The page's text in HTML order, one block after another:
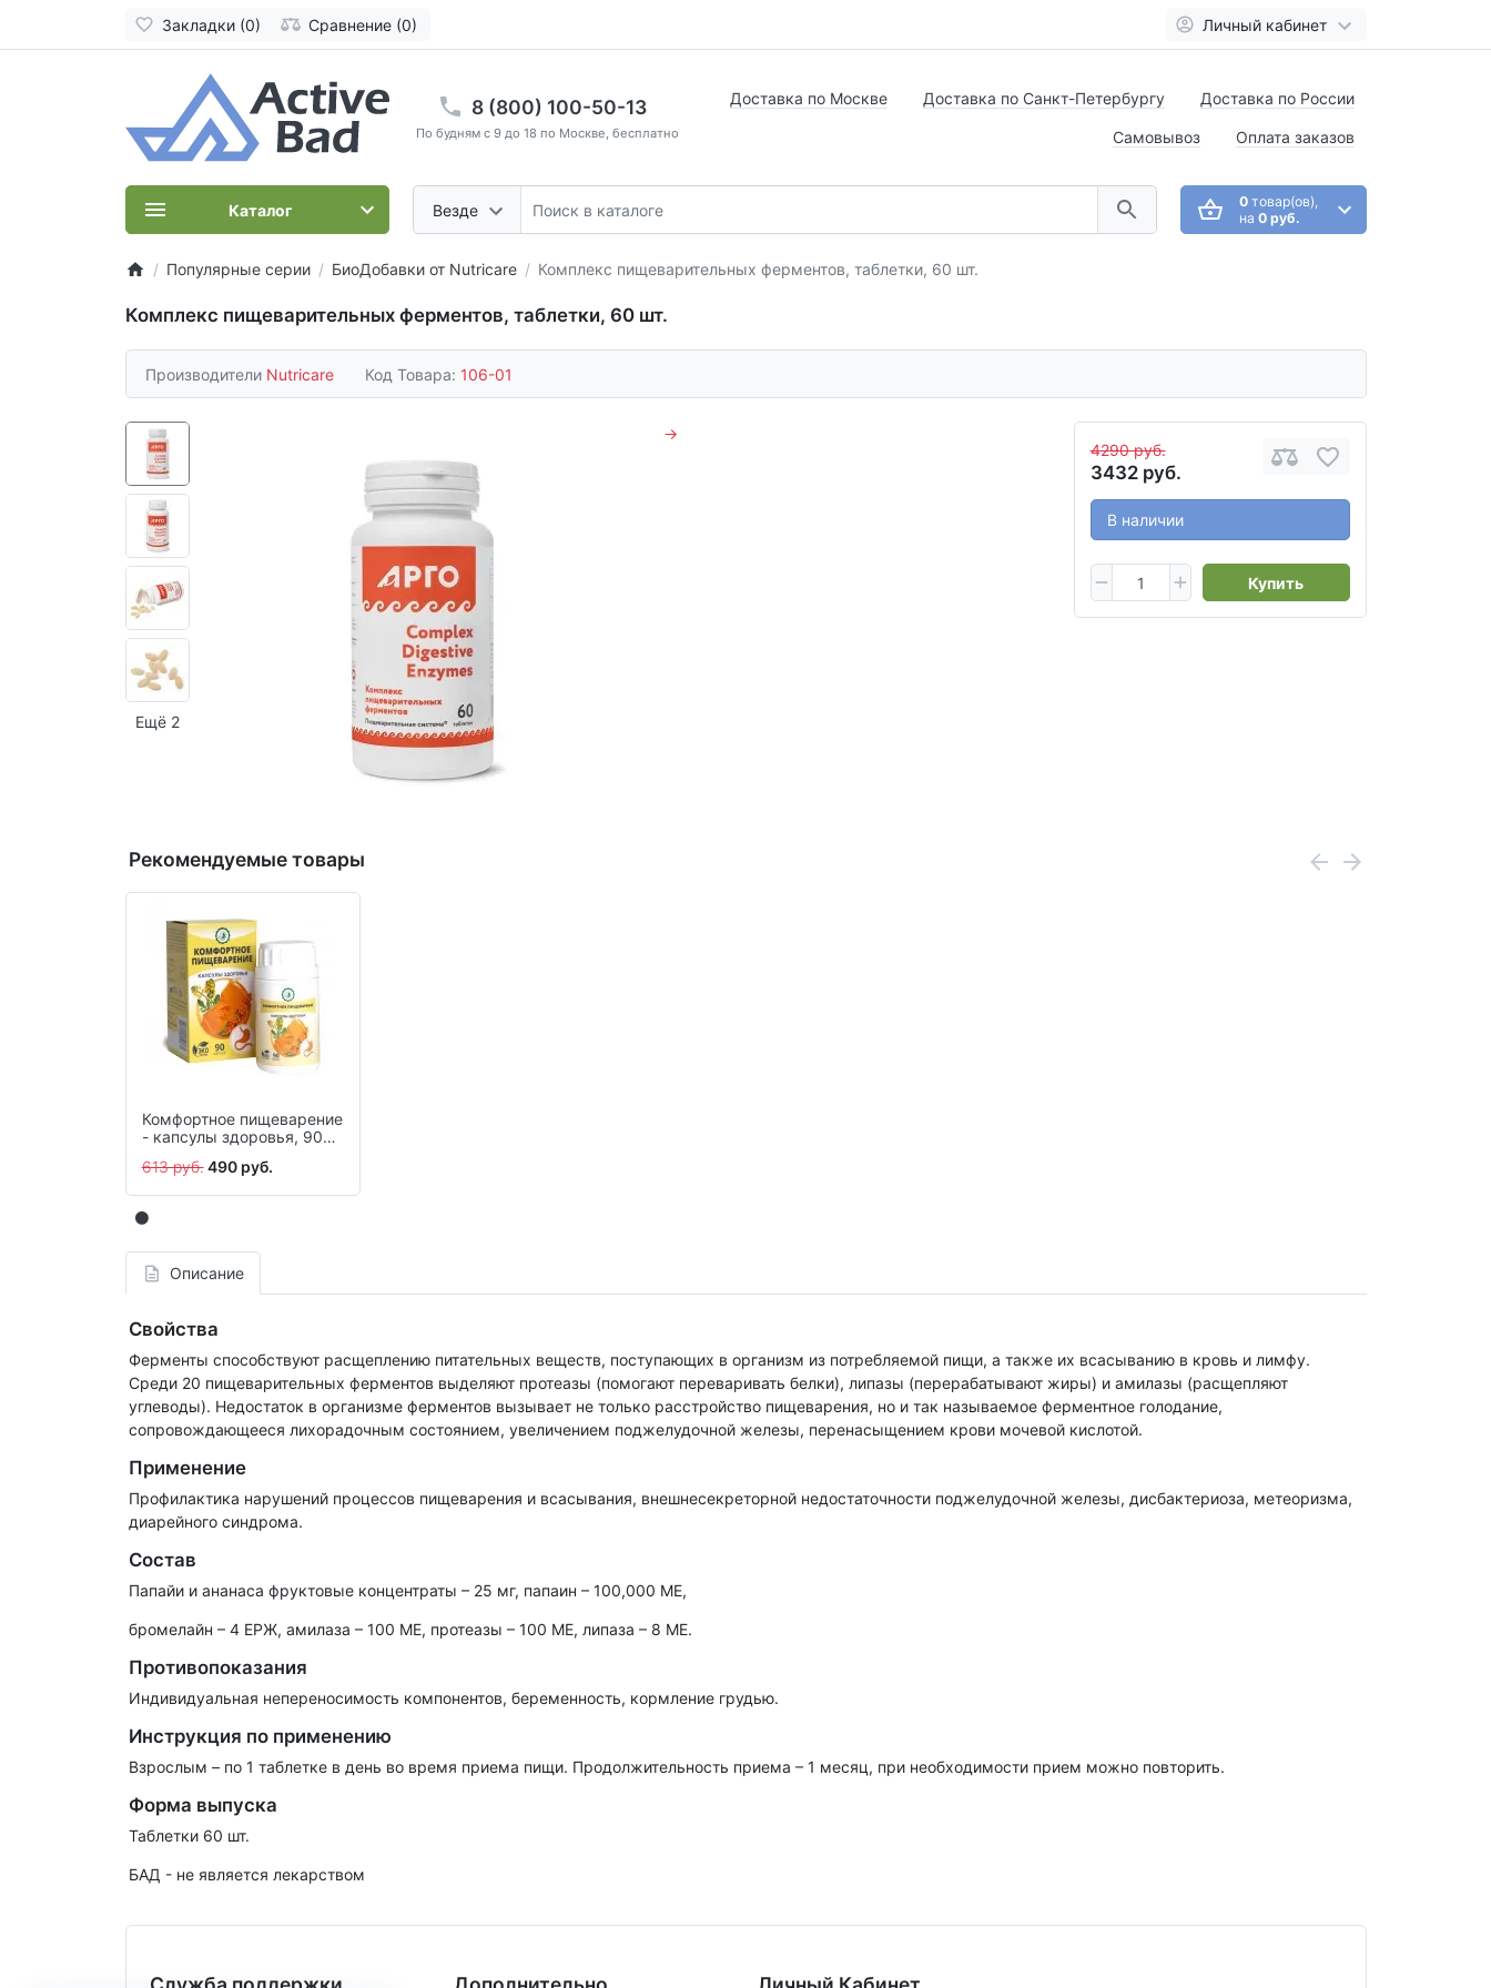
Закладки (0) Сравнение (0) Личный кабинет
8 (800) 100-50-13
По будням с 9 до 18 по Москве, бесплатно
Везде
Доставка по Москве Доставка по Санкт-Петербургу Доставка по России
Самовывоз Оплата заказов
0товар(ов),
на 0 руб.
Каталог
Популярные серии БиоДобавки от Nutricare Комплекс пищеварительных ферментов, таблетки, 60 шт.
Комплекс пищеварительных ферментов, таблетки, 60 шт.
Производители Nutricare Код Товара: 106-01
Ещё 2
4290 руб.
3432 руб.
В наличии
Купить
→
Рекомендуемые товары
Комфортное пищеварение
- капсулы здоровья, 90
613 руб. 490 руб.
Описание
Свойства
Ферменты способствуют расщеплению питательных веществ, поступающих в организм из потребляемой пищи, а также их всасыванию в кровь и лимфу.
Среди 20 пищеварительных ферментов выделяют протеазы (помогают переваривать белки), липазы (перерабатывают жиры) и амилазы (расщепляют
углеводы). Недостаток в организме ферментов вызывает не только расстройство пищеварения, но и так называемое ферментное голодание,
сопровождающееся лихорадочным состоянием, увеличением поджелудочной железы, перенасыщением крови мочевой кислотой.
Применение
Профилактика нарушений процессов пищеварения и всасывания, внешнесекреторной недостаточности поджелудочной железы, дисбактериоза, метеоризма,
диарейного синдрома.
Состав
Папайи и ананаса фруктовые концентраты – 25 мг, папаин – 100,000 ME,
бромелайн – 4 EPЖ, амилаза – 100 ME, протеазы – 100 ME, липаза – 8 ME.
Противопоказания
Индивидуальная непереносимость компонентов, беременность, кормление грудью.
Инструкция по применению
Взрослым – по 1 таблетке в день во время приема пищи. Продолжительность приема – 1 месяц, при необходимости прием можно повторить.
Форма выпуска
Таблетки 60 шт.
БАД - не является лекарством